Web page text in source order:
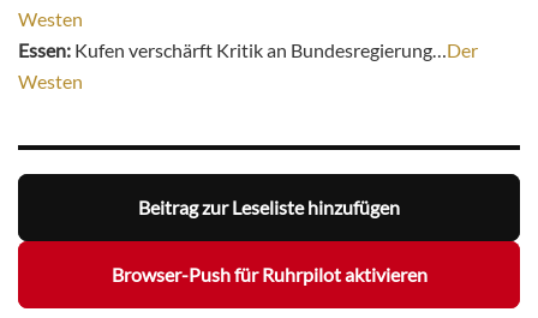
Westen
Essen: Kufen verschärft Kritik an Bundesregierung… Der
Westen
Beitrag zur Leseliste hinzufügen
Browser-Push für Ruhrpilot aktivieren